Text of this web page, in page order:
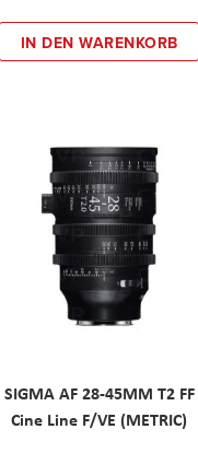
IN DEN WARENKORB
SIGMA AF 28-45MM T2 FF
Cine Line F/VE (METRIC)